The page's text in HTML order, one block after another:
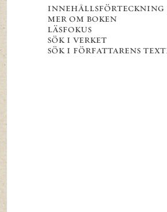
innehållsförteckning
mer om boken
läsfokus
sök i verket
sök i författarens texter